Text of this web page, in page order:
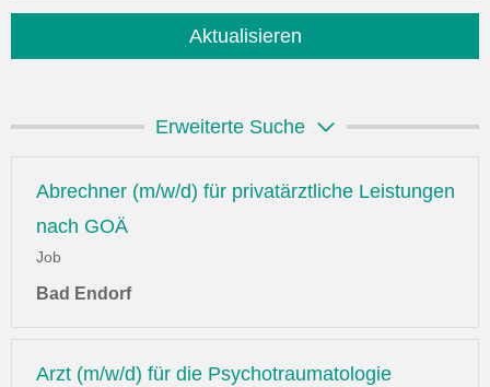
Aktualisieren
Erweiterte Suche
Abrechner (m/w/d) für privatärztliche Leistungen
nach GOÄ
Job
Bad Endorf
Arzt (m/w/d) für die Psychotraumatologie